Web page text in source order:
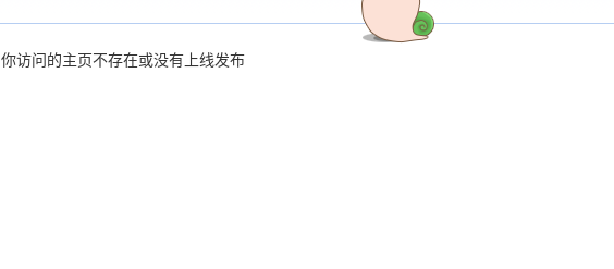
你访问的主页不存在或没有上线发布